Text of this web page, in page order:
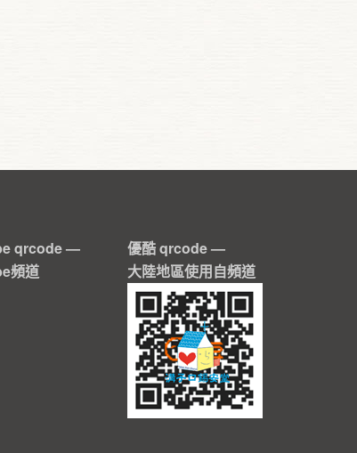
qrcode —
頻道
優酷 qrcode —
大陸地區使用自頻道